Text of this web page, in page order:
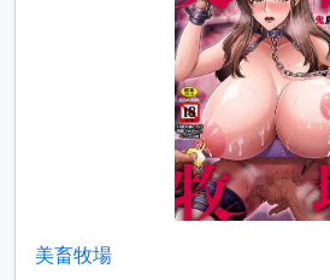
美畜牧場